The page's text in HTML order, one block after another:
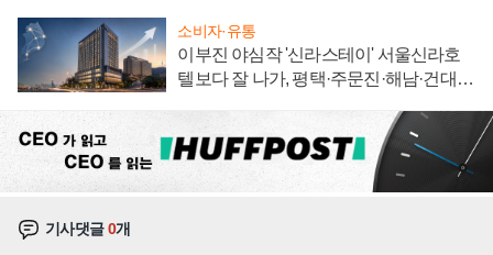
소비자·유통
이부진 야심작 '신라스테이' 서울신라호
텔보다 잘 나가, 평택·주문진·해남·건대로
기사댓글0개